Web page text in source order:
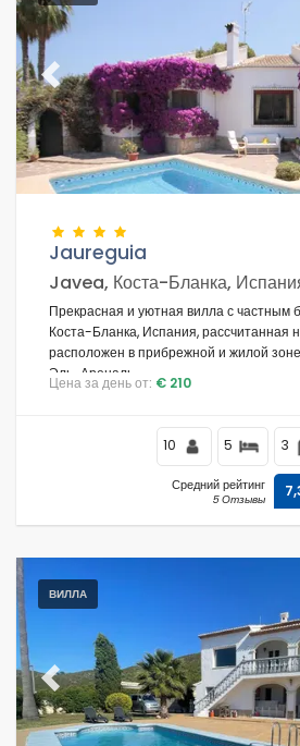
Previous
Jaureguia
Javea, Коста-Бланка,
Прекрасная и уютная вилла с частным
Коста-Бланка, Испания, рассчитанная
расположен в прибрежной и жилой
Эль-Ареналь.
Цена за день от: € 210
10 5 3
Средний рейтинг
5 Отзывы
ВИЛЛА
Previous